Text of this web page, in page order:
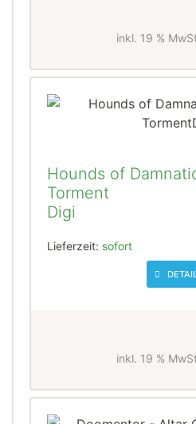
inkl. 19 %
Hounds of
Torment
Digi
Lieferzeit: sofort
inkl. 19 %